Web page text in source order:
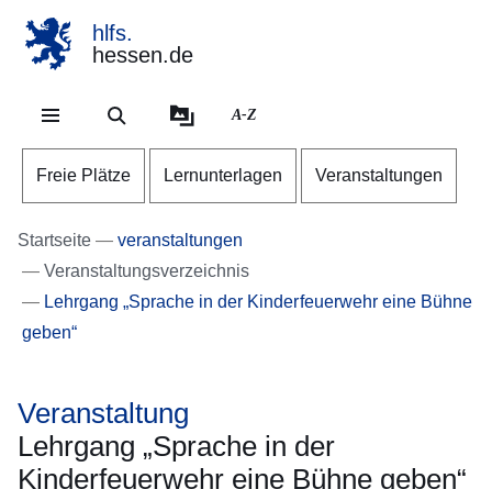
hlfs.
hessen.de
A-Z
Freie Plätze Lernunterlagen Veranstaltungen
Startseite
veranstaltungen
Veranstaltungsverzeichnis
Lehrgang „Sprache in der Kinderfeuerwehr eine Bühne
geben“
Veranstaltung
Lehrgang „Sprache in der
Kinderfeuerwehr eine Bühne geben“